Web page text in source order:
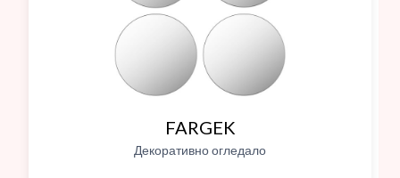
FARGEK
Декоративно огледало